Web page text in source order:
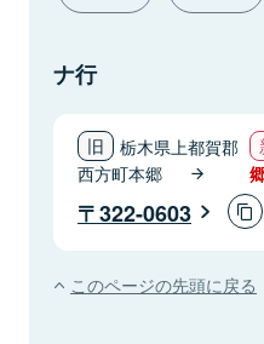
ナ行
栃木県上都賀郡
西方町本郷
322-0603
このページの先頭に戻る